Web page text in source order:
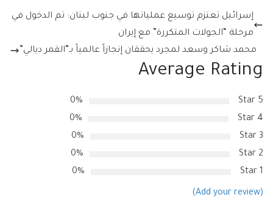
إسرائيل تعتزم توسيع عملياتها في جنوب لبنان: تم الدخول في
مرحلة “الجولات المتكررة” مع إيران
محمد شاكر وسعد لمجرد يحققان إنجازاً عالمياً بـ”القمر ديالي”
Average Rating
5 Star
0%
4 Star
0%
3 Star
0%
2 Star
0%
1 Star
0%
(Add your review)